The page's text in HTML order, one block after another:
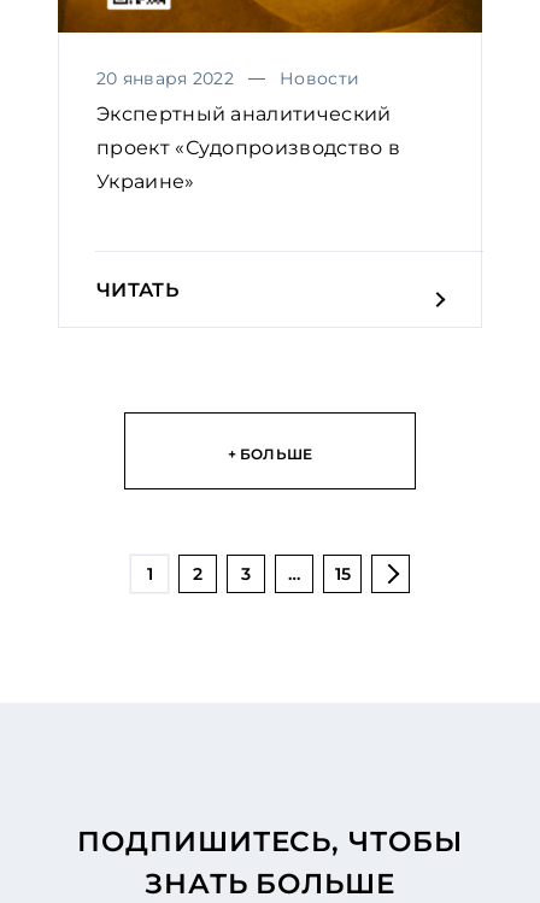
20 января 2022 Новости
Экспертный аналитический
проект «Судопроизводство в
Украине»
ЧИТАТЬ
+ БОЛЬШЕ
1 2 3 … 15
ПОДПИШИТЕСЬ, ЧТОБЫ
ЗНАТЬ БОЛЬШЕ